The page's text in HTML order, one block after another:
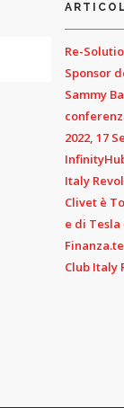
Re-
Sponsor
Sammy
2022, 17
Italy
Clivet è
e di Tesla
Club Italy